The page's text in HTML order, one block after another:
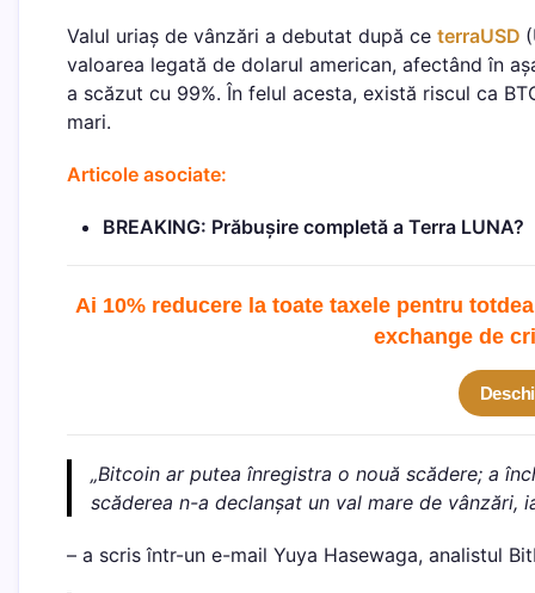
Valul uriaș de vânzări a debutat după ce terraUSD
valoarea legată de dolarul american, afectând în
a scăzut cu 99%. În felul acesta, există riscul ca
mari.
Articole asociate:
BREAKING: Prăbușire completă a Terra LUNA?
Ai 10% reducere la toate taxele pentru
exchange de
„Bitcoin ar putea înregistra o nouă scădere; a
scăderea n-a declanșat un val mare de
– a scris într-un e-mail Yuya Hasewaga, analistul